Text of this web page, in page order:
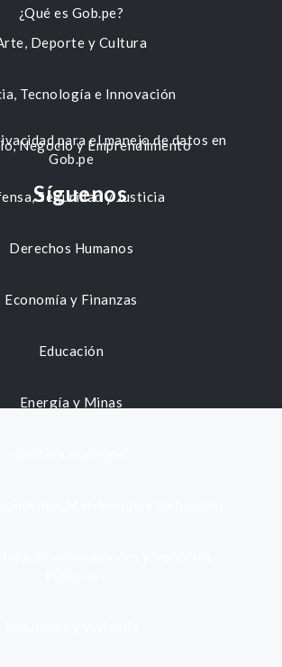
Deporte y Cultura
Tecnología e Innovación
Negocio y Emprendimiento
Seguridad y Justicia
Derechos Humanos
Economía y Finanzas
Educación
Energía y Minas
¿Qué es Gob.pe?
para el manejo de datos en
Gob.pe
Síguenos